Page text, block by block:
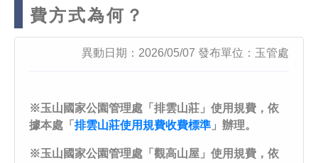
費方式為何？
異動日期：2026/05/07 發布單位：玉管處
※玉山國家公園管理處「排雲山莊」使用規費，依
據本處「 排雲山莊使用規費收費標準 」辦理。
※玉山國家公園管理處「觀高山屋」使用規費，依